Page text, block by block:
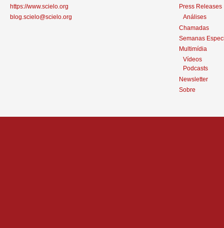
https://www.scielo.org
blog.scielo@scielo.org
Press Releases
Análises
Chamadas
Semanas
Multimídia
Vídeos
Podcasts
Newsletter
Sobre